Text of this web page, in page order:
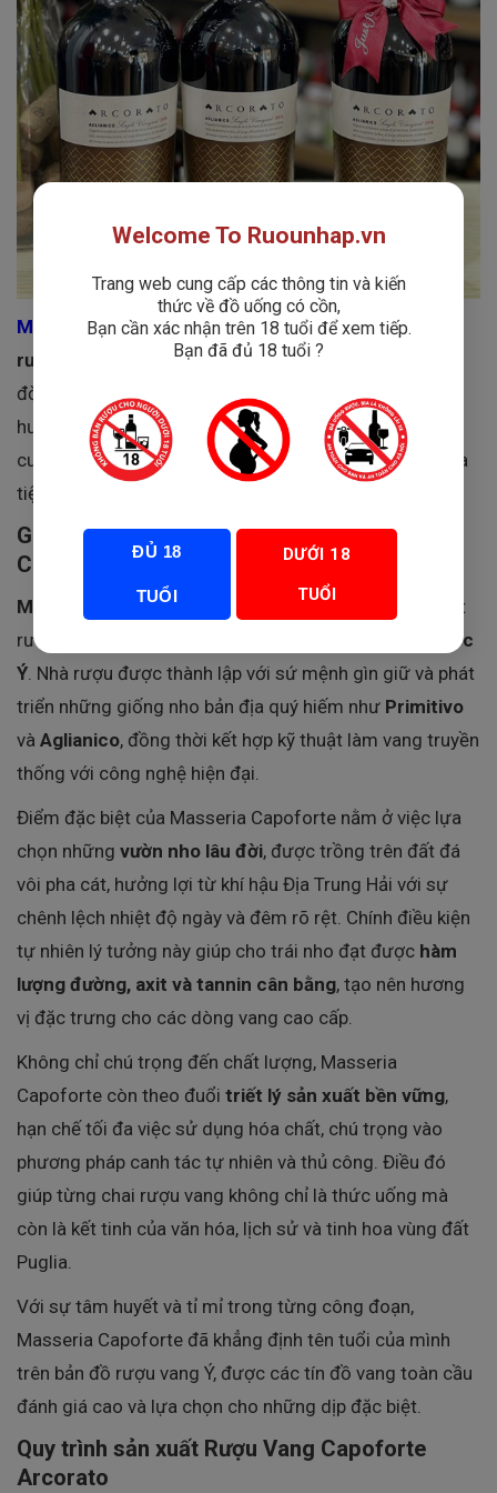
Masseria Capoforte Arcorato Aglianicođến từ
rượu Masseria Capoforte, nơi hội tụ truyền thống lâu
đời và kỹ thuật hiện đại, mang đến một chai vang có
hương vị sang trọng, cấu trúc mạnh mẽ và dư vị lôi
cuốn, phù hợp cho cả thưởng thức cá nhân lẫn các bữa
tiệc sang trọng.
Giới thiệu về nhà sản xuất Masseria
Capoforte
Masseria Capoforte
là một trong những nhà sản xuất
rượu vang danh tiếng của vùng
Puglia, miền Nam nước
Ý. Nhà rượu được thành lập với sứ mệnh gìn giữ và phát
triển những giống nho bản địa quý hiếm như Primitivo
và Aglianico, đồng thời kết hợp kỹ thuật làm vang truyền
thống với công nghệ hiện đại.
Điểm đặc biệt của Masseria Capoforte nằm ở việc lựa
chọn những vườn nho lâu đời, được trồng trên đất đá
vôi pha cát, hưởng lợi từ khí hậu Địa Trung Hải với sự
chênh lệch nhiệt độ ngày và đêm rõ rệt. Chính điều kiện
tự nhiên lý tưởng này giúp cho trái nho đạt được hàm
lượng đường, axit và tannin cân bằng, tạo nên hương
vị đặc trưng cho các dòng vang cao cấp.
Không chỉ chú trọng đến chất lượng, Masseria
Capoforte còn theo đuổi triết lý sản xuất bền vững,
hạn chế tối đa việc sử dụng hóa chất, chú trọng vào
phương pháp canh tác tự nhiên và thủ công. Điều đó
giúp từng chai rượu vang không chỉ là thức uống mà
còn là kết tinh của văn hóa, lịch sử và tinh hoa vùng đất
Puglia.
Với sự tâm huyết và tỉ mỉ trong từng công đoạn,
Masseria Capoforte đã khẳng định tên tuổi của mình
trên bản đồ rượu vang Ý, được các tín đồ vang toàn cầu
đánh giá cao và lựa chọn cho những dịp đặc biệt.
Quy trình sản xuất Rượu Vang Capoforte
Arcorato
Welcome To Ruounhap.vn
Trang web cung cấp các thông tin và kiến
thức về đồ uống có cồn,
Bạn cần xác nhận trên 18 tuổi để xem tiếp.
Bạn đã đủ 18 tuổi ?
ĐỦ 18
TUỔI
DƯỚI 18
TUỔI